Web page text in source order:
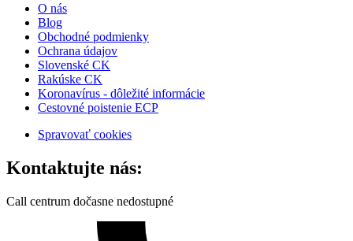
O nás
Blog
Obchodné podmienky
Ochrana údajov
Slovenské CK
Rakúske CK
Koronavírus - dôležité informácie
Cestovné poistenie ECP
Spravovať cookies
Kontaktujte nás:
Call centrum dočasne nedostupné